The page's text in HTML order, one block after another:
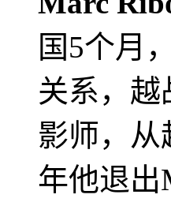
国5个月
关系，
影师，从
年他退出